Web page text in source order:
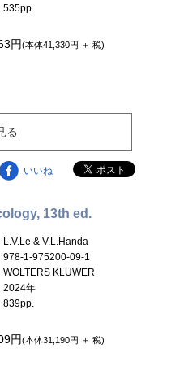
535pp.
円(本体41,330円 ＋ 税)
る
いいね
13th ed.
L.V.Le & V.L.Handa
978-1-975200-09-1
WOLTERS KLUWER
2024年
839pp.
円(本体31,190円 ＋ 税)